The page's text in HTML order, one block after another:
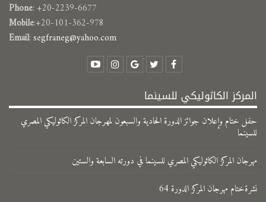
Phone: +20-2239-6677
Mobile:+20-101-362-978
Email:segfraneg@yahoo.com
المركز الكاثوليكي للسينما
حفل ختام وإعلان جوائز الدورة الحادية والسبعون لمهرجان المركز الكاثوليكي المصري
للسينما
مهرجان المركز الكاثوليكي المصري للسينما في دورته السابعة والستين
نشرةختام مهرجان المركز الدورة 64